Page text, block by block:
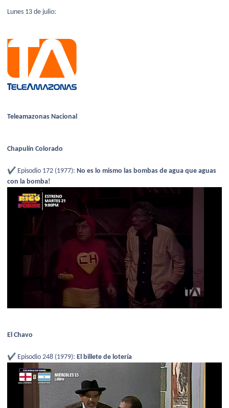
Lunes 13 de julio:
Teleamazonas Nacional
Chapulín Colorado
✔️ Episodio 172 (1977): No es lo mismo las bombas de agua que aguas
con la bomba!
El Chavo
✔️ Episodio 248 (1979): El billete de lotería